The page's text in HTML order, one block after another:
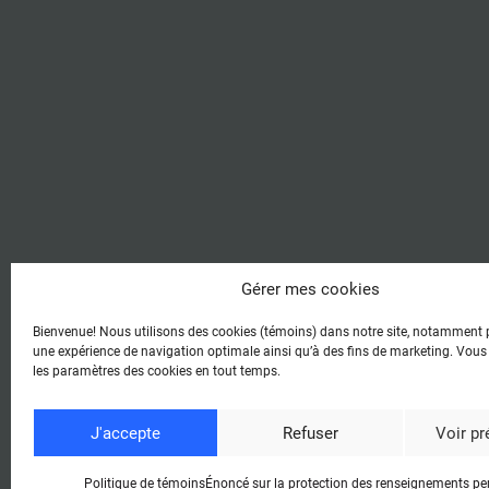
Gérer mes cookies
Bienvenue! Nous utilisons des cookies (témoins) dans notre site, notamment
une expérience de navigation optimale ainsi qu’à des fins de marketing.
les paramètres des cookies en tout temps.
J'accepte Refuser Voir
Politique de témoinsÉnoncé sur la protection des renseignements